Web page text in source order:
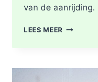
van de aanrijding.
LEES MEER GEWONDE
TWEE